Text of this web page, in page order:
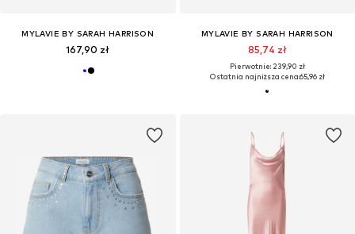
MYLAVIE BY SARAH HARRISON
167,90 zł
MYLAVIE BY SARAH HARRISON
85,74 zł
Pierwotnie: 239,90 zł
Ostatnia najniższa cena:65,96 zł